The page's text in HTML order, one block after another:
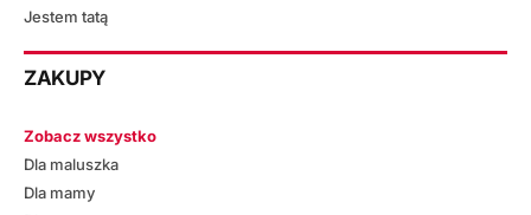
Jestem tatą
ZAKUPY
Zobacz wszystko
Dla maluszka
Dla mamy